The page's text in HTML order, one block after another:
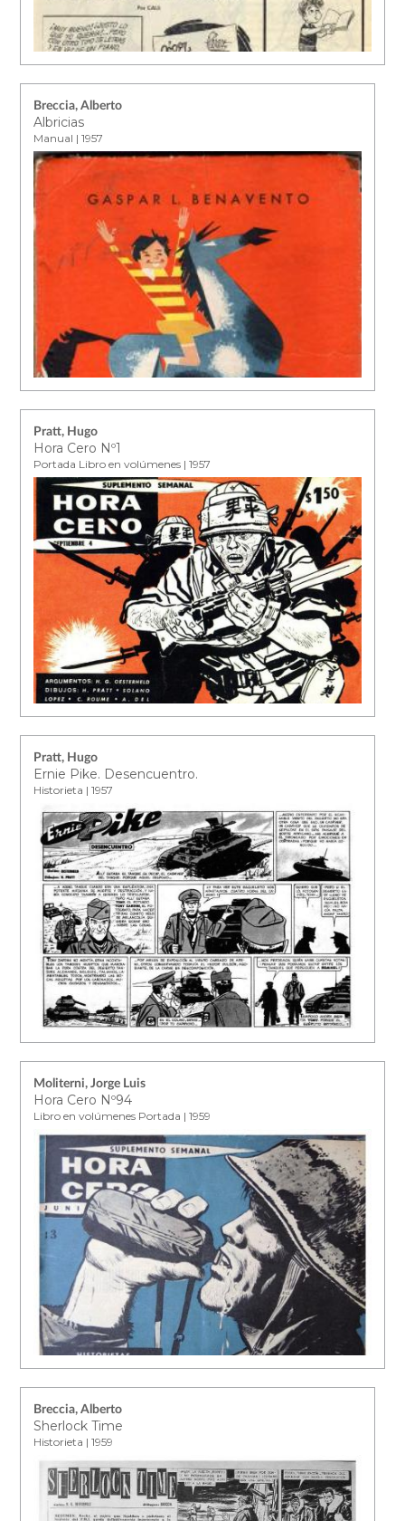
Breccia, Alberto
Albricias
Manual | 1957
Pratt, Hugo
Hora Cero Nº1
Portada Libro en volúmenes | 1957
Pratt, Hugo
Ernie Pike. Desencuentro.
Historieta | 1957
Moliterni, Jorge Luis
Hora Cero Nº94
Libro en volúmenes Portada | 1959
Breccia, Alberto
Sherlock Time
Historieta | 1959